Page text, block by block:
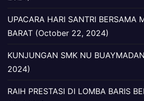
UPACARA HARI SANTRI BERSAMA
BARAT (October 22, 2024)
KUNJUNGAN SMK NU
2024)
RAIH PRESTASI DI LOMBA BARIS